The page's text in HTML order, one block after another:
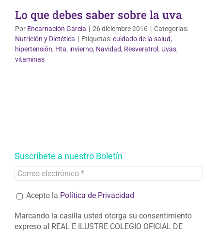
Lo que debes saber sobre la uva
Por Encarnación García | 26 diciembre 2016 | Categorías:
Nutrición y Dietética | Etiquetas:cuidado de la salud,
hipertensión, Hta, invierno, Navidad, Resveratrol, Uvas,
vitaminas
Suscríbete a nuestro Boletín
Acepto la Política de Privacidad
Marcando la casilla usted otorga su consentimiento
expreso al REAL E ILUSTRE COLEGIO OFICIAL DE